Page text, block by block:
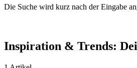
Die Suche wird kurz nach der Eingabe
Inspiration & Trends: